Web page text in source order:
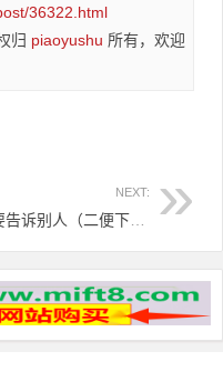
36322.html
归 piaoyushu 所有，欢迎
NEXT:
不要告诉别人（二便下血与鼻衄治验血有关吗）二便下血与鼻衄治验血不一样，二便下血与鼻衄治验，